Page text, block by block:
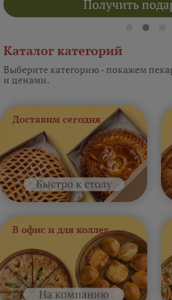
Получить
Каталог категорий
Выберите категорию - покажем
и ценами.
Доставим сегодня
В офис и для коллег